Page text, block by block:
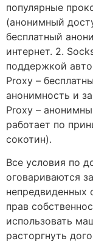
популярные
(анонимный
бесплатный
интернет. 2.
поддержкой
Proxy –
анонимность и
Proxy –
работает по
сокотин).
Все условия по
оговариваются
непредвиденных
прав
использовать
расторгнуть